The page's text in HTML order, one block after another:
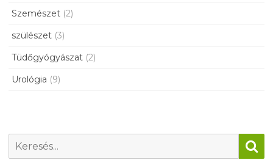
Szemészet (2)
szülészet (3)
Tüdőgyógyászat (2)
Urológia (9)